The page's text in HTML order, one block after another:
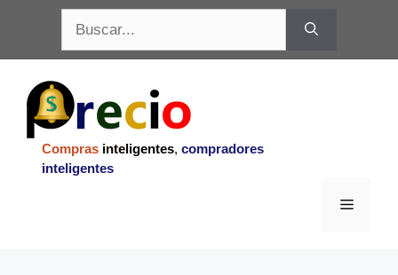
contenido
Compras inteligentes, compradores
inteligentes
Menu